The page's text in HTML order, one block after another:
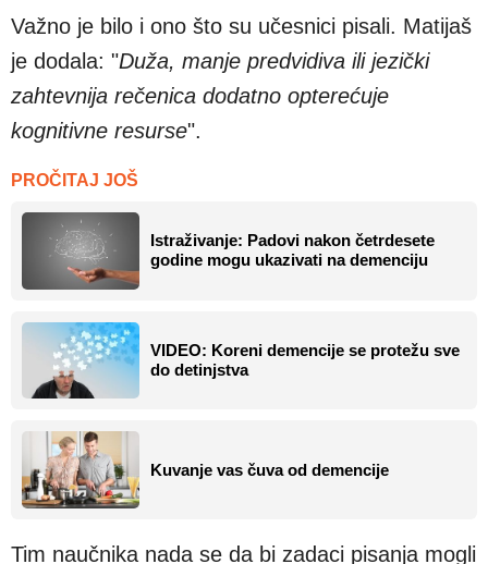
Važno je bilo i ono što su učesnici pisali. Matijaš
je dodala: "Duža, manje predvidiva ili jezički
zahtevnija rečenica dodatno opterećuje
kognitivne resurse".
PROČITAJ JOŠ
Istraživanje: Padovi nakon četrdesete
godine mogu ukazivati na demenciju
VIDEO: Koreni demencije se protežu sve
do detinjstva
Kuvanje vas čuva od demencije
Tim naučnika nada se da bi zadaci pisanja mogli